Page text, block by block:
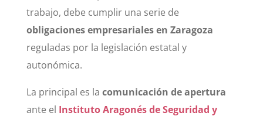
trabajo, debe cumplir una serie de
obligaciones empresariales en Zaragoza
reguladas por la legislación estatal y
autonómica.
La principal es la comunicación de apertura
ante el Instituto Aragonés de Seguridad y